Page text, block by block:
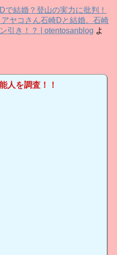
で結婚？登山の実力に批判！
アヤコさん石崎Dと結婚。石崎
引き！？ | otentosanblog よ
人を調査！！